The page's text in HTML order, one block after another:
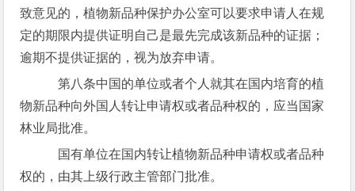
致意见的，植物新品种保护办公室可以要求申请人在规
定的期限内提供证明自己是最先完成该新品种的证据；
逾期不提供证据的，视为放弃申请。
第八条中国的单位或者个人就其在国内培育的植
物新品种向外国人转让申请权或者品种权的，应当国家
林业局批准。
国有单位在国内转让植物新品种申请权或者品种
权的，由其上级行政主管部门批准。